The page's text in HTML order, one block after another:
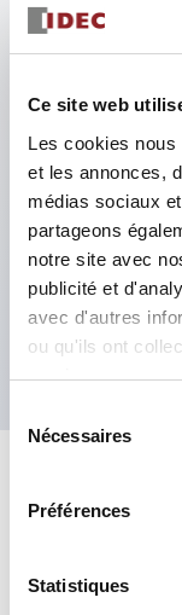
Ce site web
Les cookies nous
et les annonces,
médias sociaux
partageons
notre site avec
publicité et
avec d'autres
ou qu'ils ont
services.
Nécessaires
Préférences
Statistiques
Bloc de
permettant
contact à 11
22 étages).
possible.
Structure de
structure de